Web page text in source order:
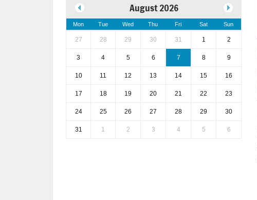
August 2026
Mon Tue Wed Thu Fri Sat Sun
27 28 29 30 31 1 2
3 4 5 6 7 8 9
10 11 12 13 14 15 16
17 18 19 20 21 22 23
24 25 26 27 28 29 30
31 1 2 3 4 5 6